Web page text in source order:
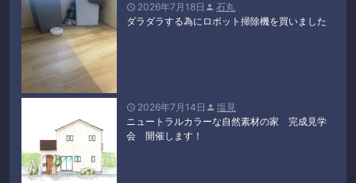
 2026年7月18日  石丸
ダラダラする為にロボット掃除機を買いました
 2026年7月14日  塩見
ニュートラルカラーな自然素材の家 完成見学
会 開催します！